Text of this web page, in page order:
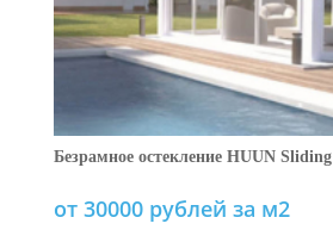
Безрамное остекление HUUN Sliding
от 30000 рублей за м2